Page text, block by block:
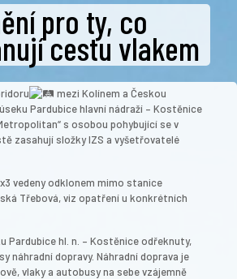
pro ty, co
cestu vlakem
mezi Kolínem a Českou
Pardubice hlavní nádraží – Kostěnice
s osobou pohybující se v
zasahují složky IZS a vyšetřovatelé
vedeny odklonem mimo stanice
Třebová, viz opatření u konkrétních
Pardubice hl. n. – Kostěnice odřeknuty,
náhradní dopravy. Náhradní doprava je
vlaky a autobusy na sebe vzájemně